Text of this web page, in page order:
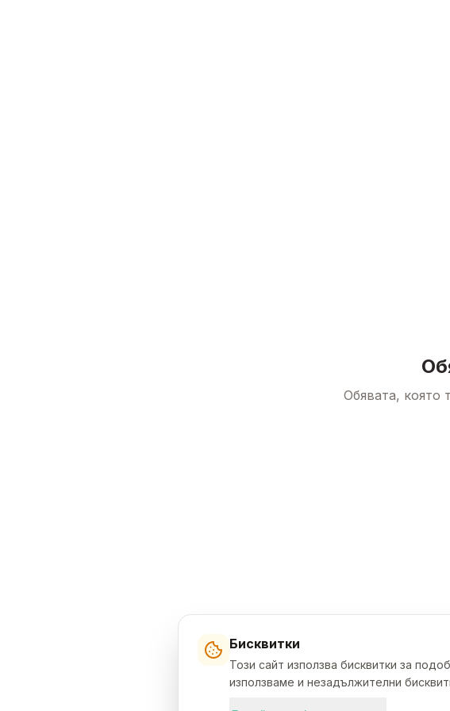
Обявата, която
Бисквитки
Този сайт използва бисквитки за
използваме и незадължителни